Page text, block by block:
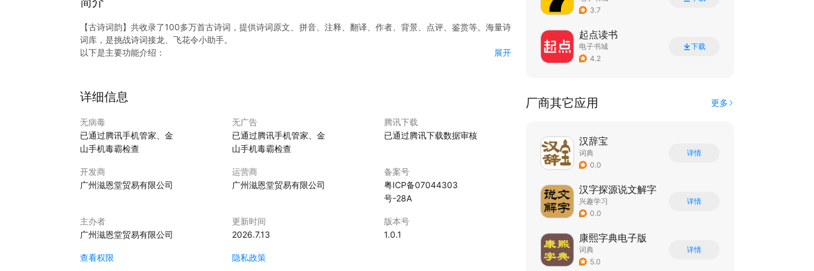
【古诗词韵】共收录了100多万首古诗词，提供诗词原文、拼音、注释、翻译、作者、背景、点评、鉴赏等。海量诗
词库，是挑战诗词接龙、飞花令小助手。
以下是主要功能介绍：
诗词的原文、拼音、注释、翻译、作者、背景、点评、鉴赏等。
【诗词名句】：共收录1000多万的诗词名句，可查诗词名句原文、出处、拼音、翻译等。
【诗人】：按朝代提供诗人介绍，诗词代表作。
【飞花令】：可查包含某个汉字、词语的诗句。玩飞花令时，打开本应用搜索要飞的关键字，海量诗词库不惧高难
度飞花令挑战。
【诗词接龙】：可查某个汉字开头的诗句，玩诗词接龙时，打开本应用搜索要接龙的关键字，获取符合条件的接龙
诗句。
【诗词搜索】：可搜索诗词内容，标题，作者。是进行诗词接龙、飞花令的搜索利器。
展开
详细信息
无病毒
已通过腾讯手机管家、金
山手机毒霸检查
无广告
已通过腾讯手机管家、金
山手机毒霸检查
腾讯下载
已通过腾讯下载数据审核
开发商
广州滋恩堂贸易有限公司
运营商
广州滋恩堂贸易有限公司
备案号
粤ICP备07044303
号-28A
主办者
广州滋恩堂贸易有限公司
更新时间
2026.7.13
版本号
1.0.1
查看权限 隐私政策
3.7
起点读书
电子书城
4.2
下载
厂商其它应用 更多
汉辞宝
词典
0.0
详情
汉字探源说文解字
兴趣学习
0.0
详情
康熙字典电子版
词典
5.0
详情